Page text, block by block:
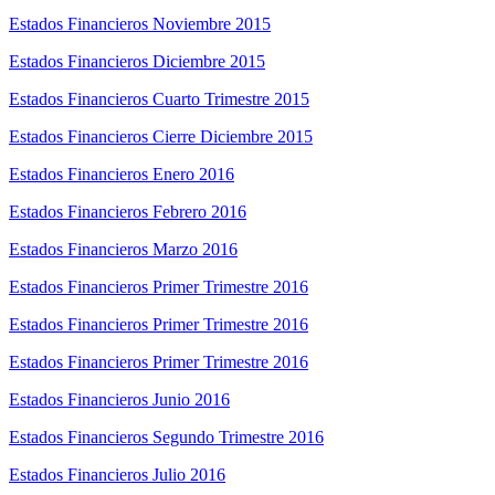
Estados Financieros Noviembre 2015
Estados Financieros Diciembre 2015
Estados Financieros Cuarto Trimestre 2015
Estados Financieros Cierre Diciembre 2015
Estados Financieros Enero 2016
Estados Financieros Febrero 2016
Estados Financieros Marzo 2016
Estados Financieros Primer Trimestre 2016
Estados Financieros Primer Trimestre 2016
Estados Financieros Primer Trimestre 2016
Estados Financieros Junio 2016
Estados Financieros Segundo Trimestre 2016
Estados Financieros Julio 2016